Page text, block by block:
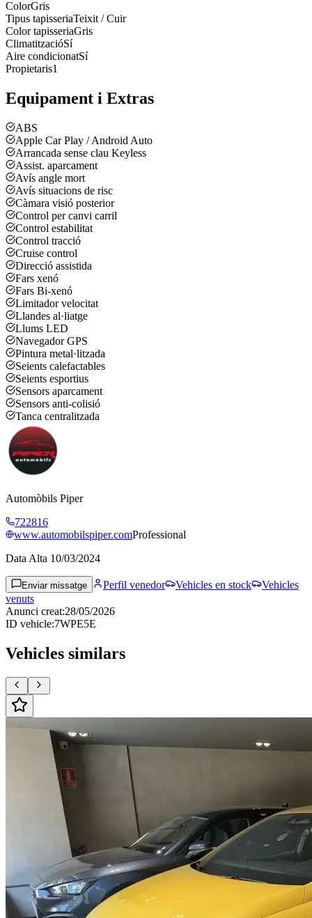
ColorGris
Tipus tapisseriaTeixit / Cuir
Color tapisseriaGris
ClimatitzacióSí
Aire condicionatSí
Propietaris1
Equipament i Extras
ABS
Apple Car Play / Android Auto
Arrancada sense clau Keyless
Assist. aparcament
Avís angle mort
Avís situacions de risc
Càmara visió posterior
Control per canvi carril
Control estabilitat
Control tracció
Cruise control
Direcció assistida
Fars xenó
Fars Bi-xenó
Limitador velocitat
Llandes al·liatge
Llums LED
Navegador GPS
Pintura metal·litzada
Seients calefactables
Seients esportius
Sensors aparcament
Sensors anti-colisió
Tanca centralitzada
Automòbils Piper
722816
www.automobilspiper.comProfessional
Data Alta 10/03/2024
Enviar missatge Perfil venedor Vehicles en stock
Vehicles
venuts
Anunci creat:28/05/2026
ID vehicle:7WPE5E
Vehicles similars